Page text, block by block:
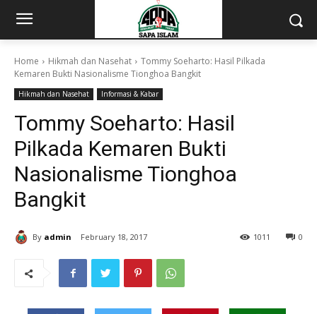
Home Hikmah dan Nasehat
Tommy Soeharto: Hasil Pilkada
Kemaren Bukti Nasionalisme Tionghoa Bangkit
Hikmah dan Nasehat Informasi & Kabar
Tommy Soeharto: Hasil
Pilkada Kemaren Bukti
Nasionalisme Tionghoa
Bangkit
By admin February 18, 2017 0
1011